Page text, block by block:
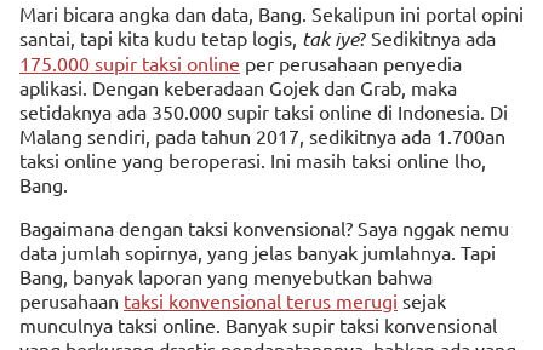
Mari bicara angka dan data, Bang. Sekalipun ini portal opini
santai, tapi kita kudu tetap logis, tak iye? Sedikitnya ada
175.000 supir taksi online per perusahaan penyedia
aplikasi. Dengan keberadaan Gojek dan Grab, maka
setidaknya ada 350.000 supir taksi online di Indonesia. Di
Malang sendiri, pada tahun 2017, sedikitnya ada 1.700an
taksi online yang beroperasi. Ini masih taksi online lho,
Bang.
Bagaimana dengan taksi konvensional? Saya nggak nemu
data jumlah sopirnya, yang jelas banyak jumlahnya. Tapi
Bang, banyak laporan yang menyebutkan bahwa
perusahaan taksi konvensional terus merugi sejak
munculnya taksi online. Banyak supir taksi konvensional